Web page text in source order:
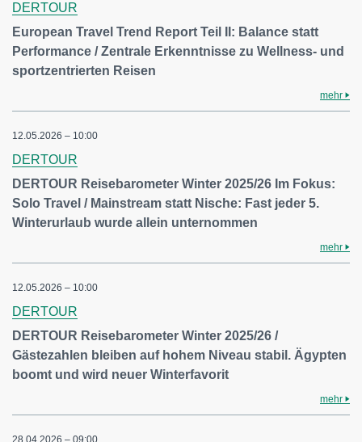
DERTOUR
European Travel Trend Report Teil II: Balance statt
Performance / Zentrale Erkenntnisse zu Wellness- und
sportzentrierten Reisen
mehr
12.05.2026 – 10:00
DERTOUR
DERTOUR Reisebarometer Winter 2025/26 Im Fokus:
Solo Travel / Mainstream statt Nische: Fast jeder 5.
Winterurlaub wurde allein unternommen
mehr
12.05.2026 – 10:00
DERTOUR
DERTOUR Reisebarometer Winter 2025/26 /
Gästezahlen bleiben auf hohem Niveau stabil. Ägypten
boomt und wird neuer Winterfavorit
mehr
28.04.2026 – 09:00